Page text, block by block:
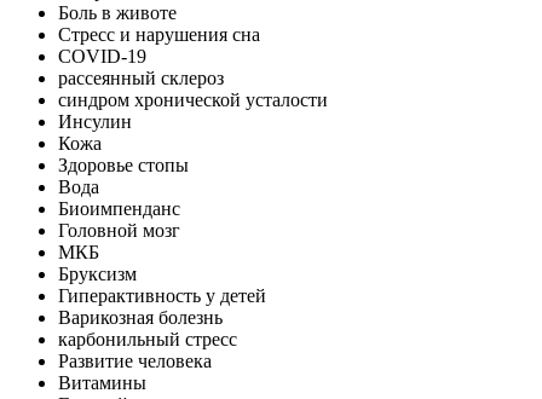
Боль в животе
Стресс и нарушения сна
COVID-19
рассеянный склероз
синдром хронической усталости
Инсулин
Кожа
Здоровье стопы
Вода
Биоимпенданс
Головной мозг
МКБ
Бруксизм
Гиперактивность у детей
Варикозная болезнь
карбонильный стресс
Развитие человека
Витамины